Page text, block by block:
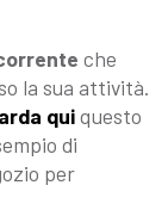
che
la sua attività.
quiquesto
di
per